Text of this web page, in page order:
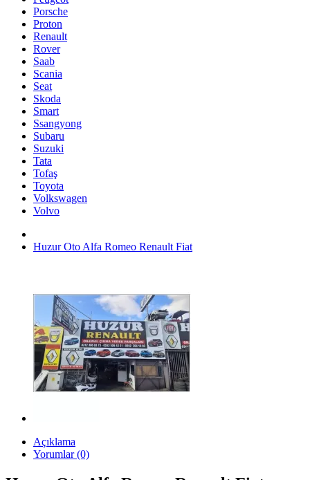
Porsche
Proton
Renault
Rover
Saab
Scania
Seat
Skoda
Smart
Ssangyong
Subaru
Suzuki
Tata
Tofaş
Toyota
Volkswagen
Volvo
Huzur Oto Alfa Romeo Renault Fiat
Açıklama
Yorumlar (0)